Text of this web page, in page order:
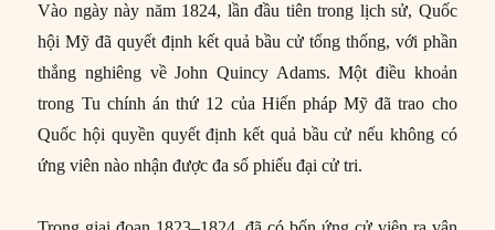
Vào ngày này năm 1824, lần đầu tiên trong lịch sử, Quốc
hội Mỹ đã quyết định kết quả bầu cử tổng thống, với phần
thắng nghiêng về John Quincy Adams. Một điều khoản
trong Tu chính án thứ 12 của Hiến pháp Mỹ đã trao cho
Quốc hội quyền quyết định kết quả bầu cử nếu không có
ứng viên nào nhận được đa số phiếu đại cử tri.